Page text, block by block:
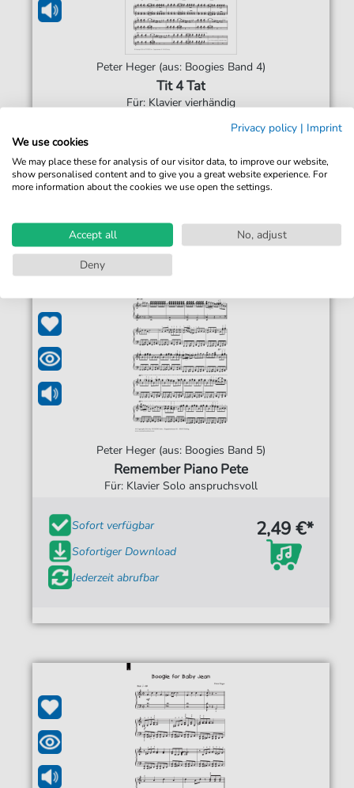
Peter Heger (aus: Boogies Band 4)
Tit 4 Tat
Für: Klavier vierhändig
Sofort verfügbar
Sofortiger Download
Jederzeit abrufbar
Peter Heger (aus: Boogies Band 5)
Remember Piano Pete
Für: Klavier Solo anspruchsvoll
Sofort verfügbar
Sofortiger Download
Jederzeit abrufbar
2,49 €*
Privacy policy | Imprint
We use cookies
We may place these for analysis of our visitor data, to improve our website,
show personalised content and to give you a great website experience. For
more information about the cookies we use open the settings.
Accept all
No, adjust
Deny